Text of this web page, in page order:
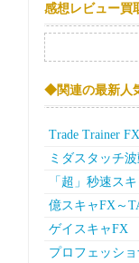
感想レビュー買
検索:
◆関連の最新人
Trade Trainer
ミダスタッチ
「超」秒速ス
億スキャFX～
ゲイスキャFX
プロフェッシ